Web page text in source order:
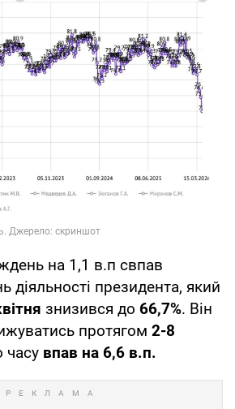
на 1,1 в.п свпав
діяльності президента, який
знизився до 66,7%. Він
протягом 2-8
часу впав на 6,6 в.п.